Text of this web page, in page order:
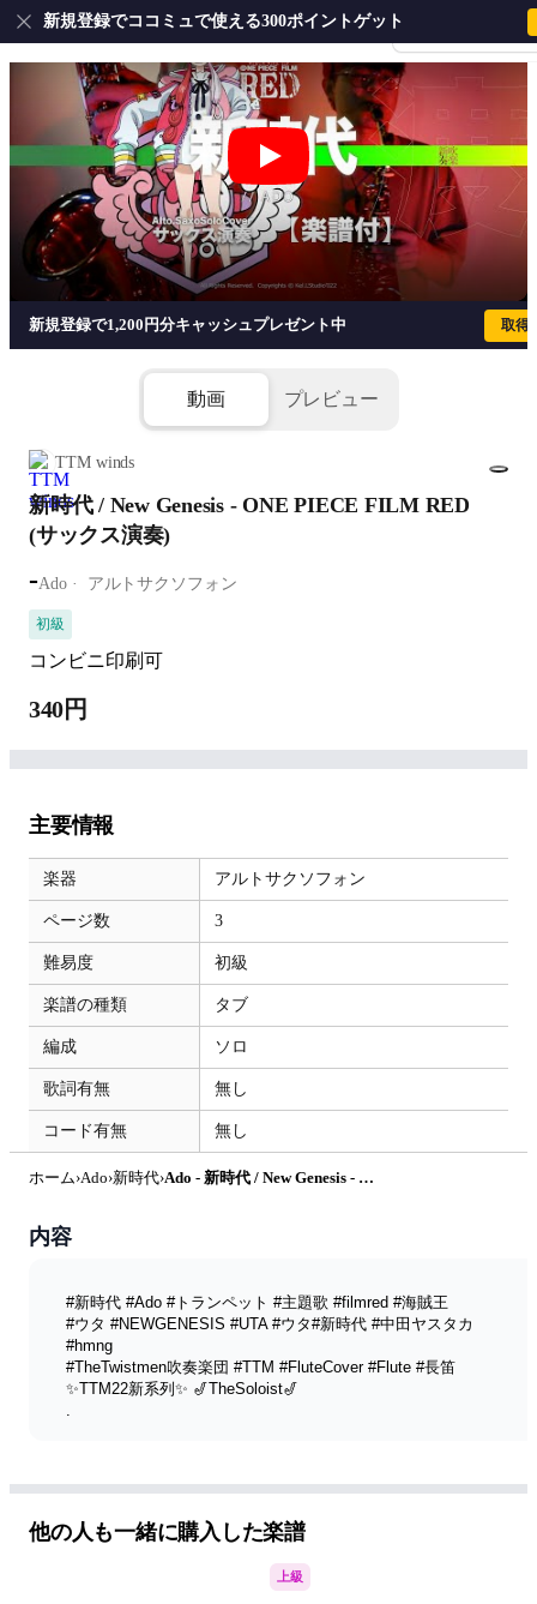
会員登録・ログイ
新規登録でココミュで使える300ポイントゲット
新時代 / New Genesis - ONE PIECE
新規登録で1,200円分キャッシュプレゼント中 取得
動画 プレビュー
TTM winds
新時代 / New Genesis - ONE PIECE FILM RED
(サックス演奏)
-Ado アルトサクソフォン
初級
コンビニ印刷可
340円
主要情報
楽器 アルトサクソフォン
ページ数 3
難易度 初級
楽譜の種類 タブ
編成 ソロ
歌詞有無 無し
コード有無 無し
ホーム›Ado›新時代› Ado - 新時代 / New Genesis - ONE PIECE FILM RED (サックス演奏) by FungYip
内容
#新時代 #Ado #トランペット #主題歌 #filmred #海賊王
#ウタ #NEWGENESIS #UTA #ウタ#新時代 #中田ヤスタカ
#hmng
#TheTwistmen吹奏楽団 #TTM #FluteCover #Flute #長笛
✨TTM22新系列✨ 🎷TheSoloist🎷
【AltoSaxoCover】
唄:  @Ado
.
他の人も一緒に購入した楽譜
上級